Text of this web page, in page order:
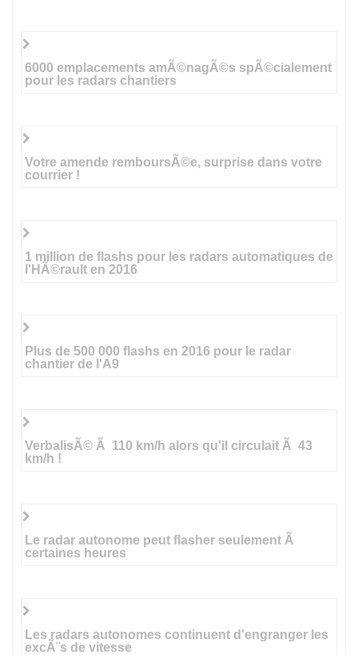
6000 emplacements amÃ©nagÃ©s spÃ©cialement
pour les radars chantiers
Votre amende remboursÃ©e, surprise dans votre
courrier !
1 million de flashs pour les radars automatiques de
l'HÃ©rault en 2016
Plus de 500 000 flashs en 2016 pour le radar
chantier de l'A9
VerbalisÃ© Ã 110 km/h alors qu'il circulait Ã 43
km/h !
Le radar autonome peut flasher seulement Ã
certaines heures
Les radars autonomes continuent d'engranger les
excÃ¨s de vitesse